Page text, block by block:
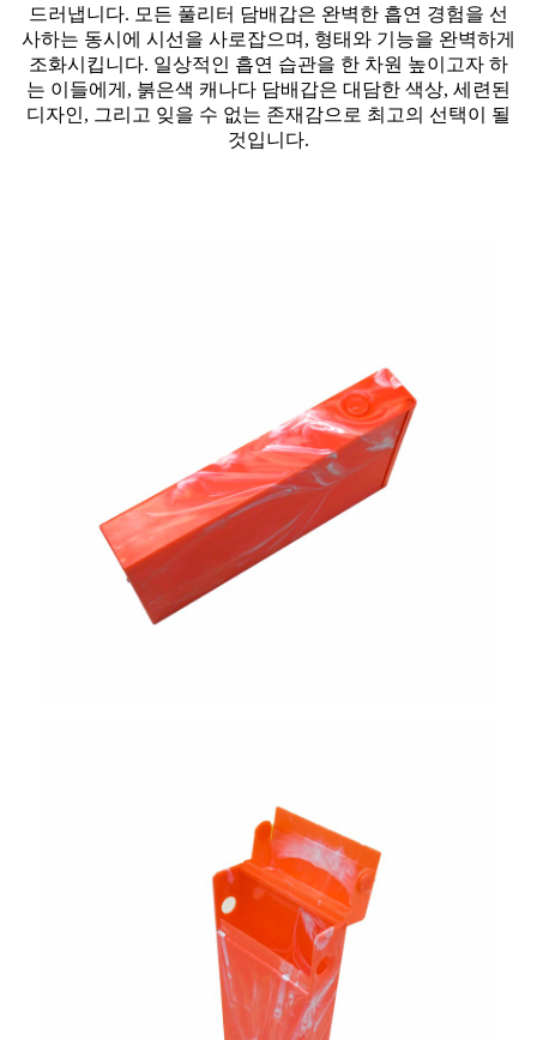
드러냅니다. 모든 풀리터 담배갑은 완벽한 흡연 경험을 선
사하는 동시에 시선을 사로잡으며, 형태와 기능을 완벽하게
조화시킵니다. 일상적인 흡연 습관을 한 차원 높이고자 하
는 이들에게, 붉은색 캐나다 담배갑은 대담한 색상, 세련된
디자인, 그리고 잊을 수 없는 존재감으로 최고의 선택이 될
것입니다.